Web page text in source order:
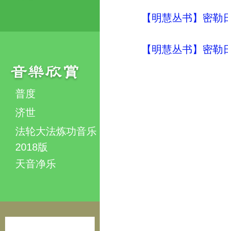
普度
济世
法轮大法炼功音乐
2018版
天音净乐
【明慧丛书】密
【明慧丛书】密